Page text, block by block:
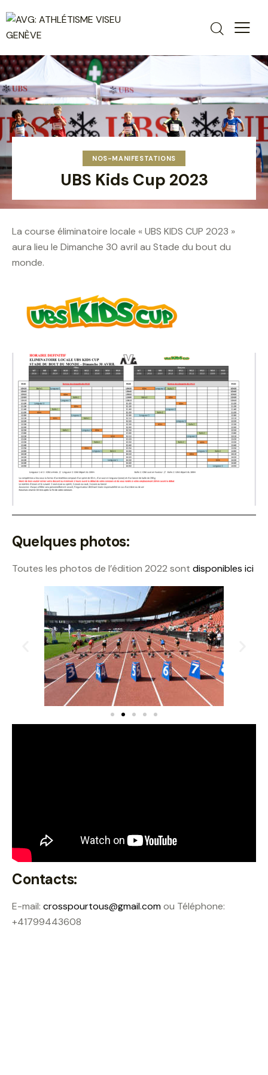
NOS-MANIFESTATIONS
UBS Kids Cup 2023
La course éliminatoire locale « UBS KIDS CUP 2023 »
aura lieu le Dimanche 30 avril au Stade du bout du
monde.
Quelques photos:
Toutes les photos de l’édition 2022 sont disponibles ici
Contacts:
E-mail: crosspourtous@gmail.comou Téléphone:
+41799443608